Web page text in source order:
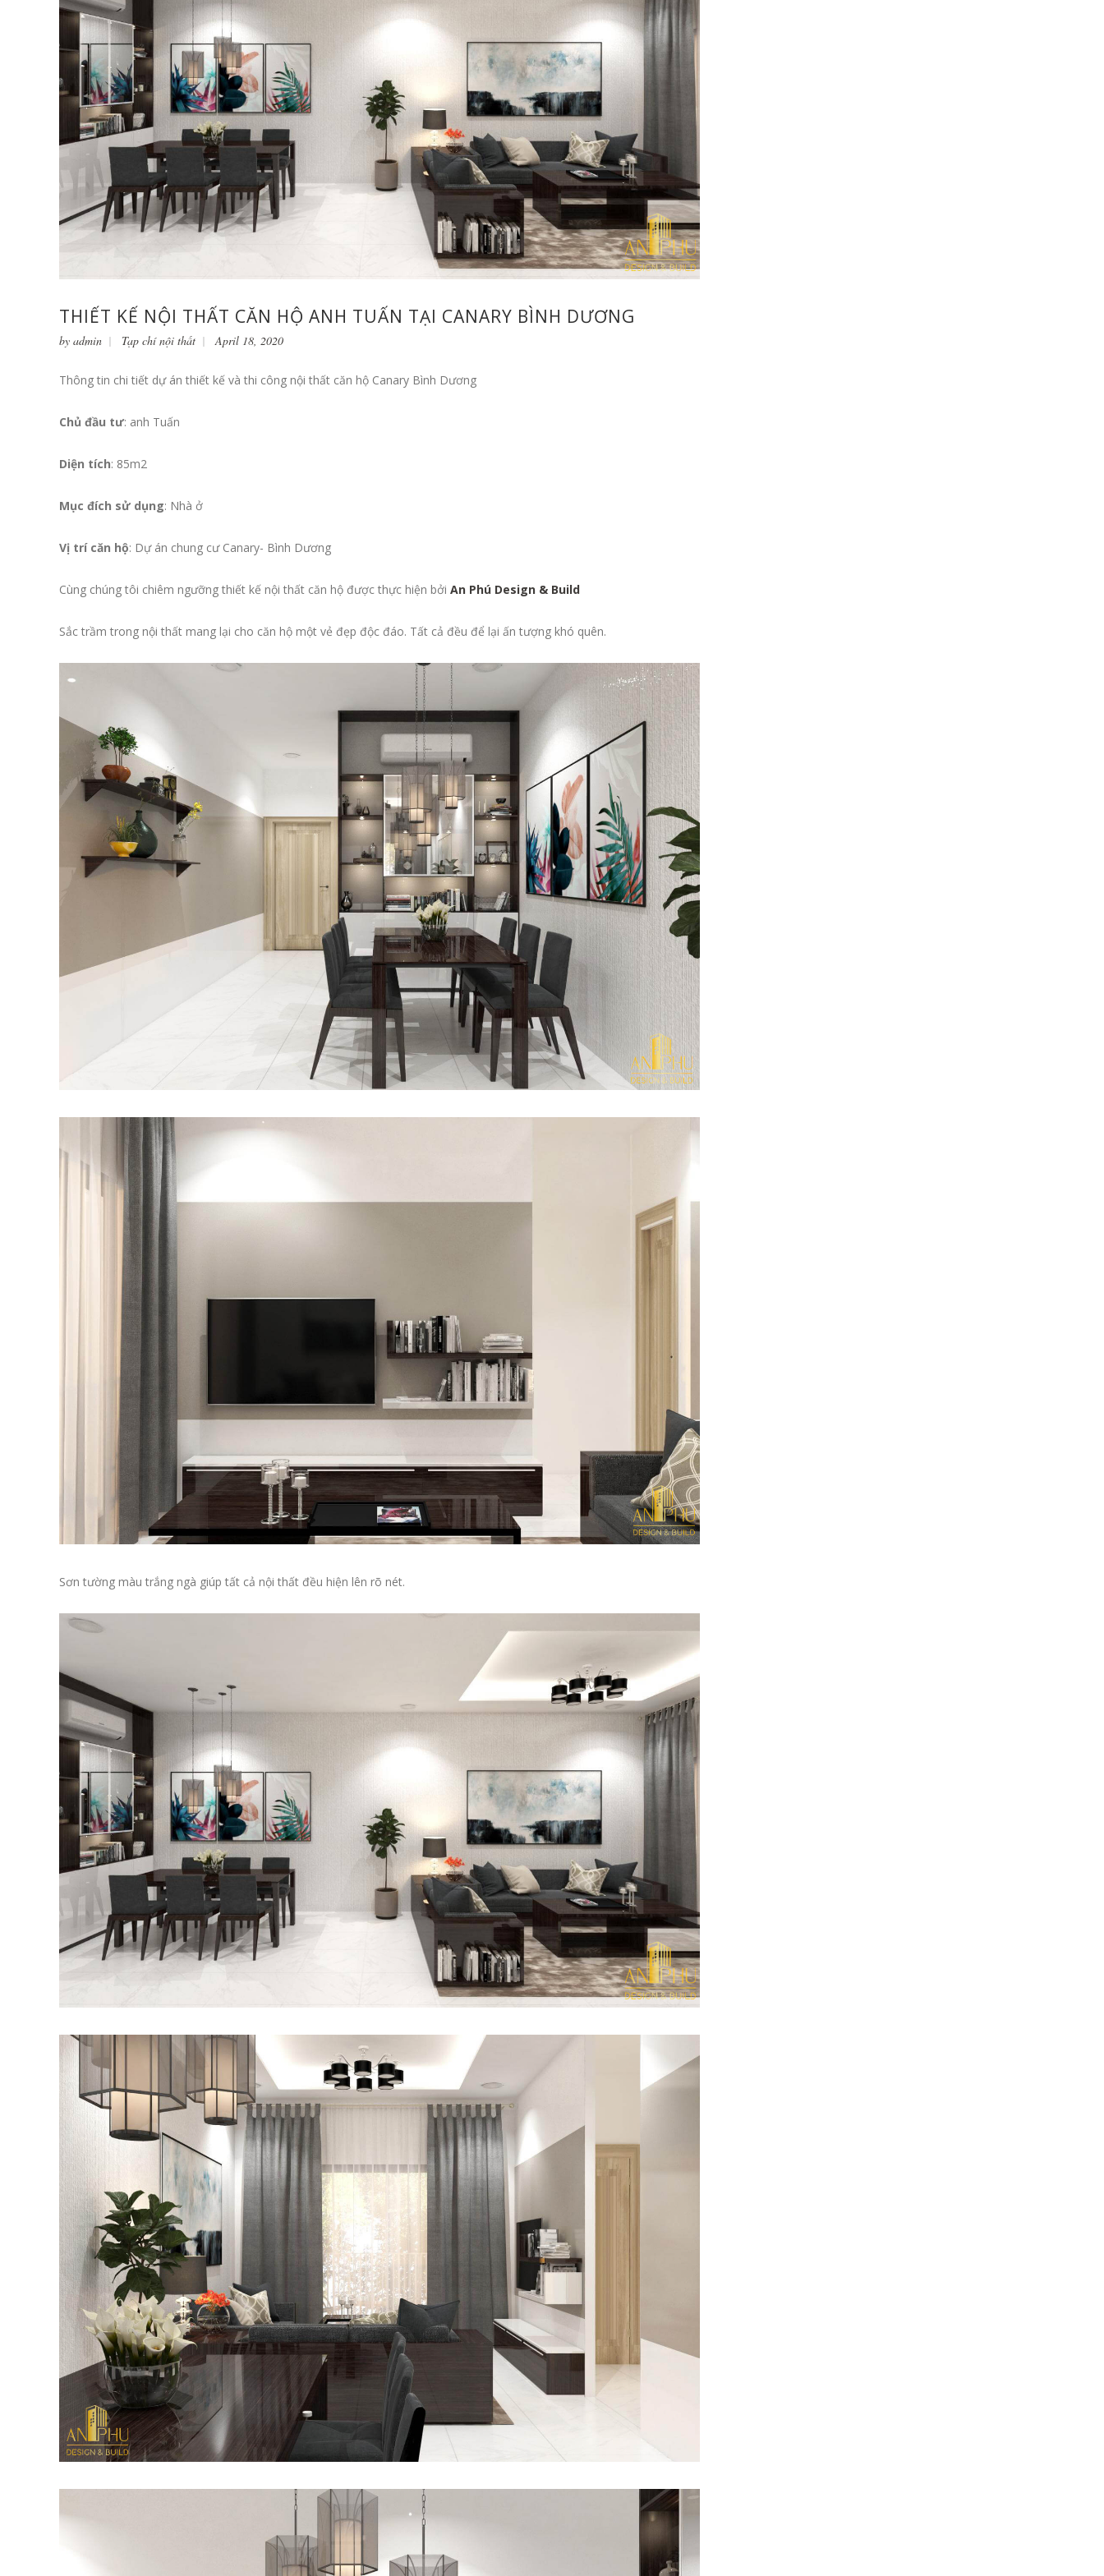
THIẾT KẾ NỘI THẤT CĂN HỘ ANH TUẤN TẠI CANARY BÌNH DƯƠNG
by admin Tạp chí nội thất April 18, 2020
Thông tin chi tiết dự án thiết kế và thi công nội thất căn hộ Canary Bình Dương
Chủ đầu tư: anh Tuấn
Diện tích: 85m2
Mục đích sử dụng: Nhà ở
Vị trí căn hộ: Dự án chung cư Canary- Bình Dương
Cùng chúng tôi chiêm ngưỡng thiết kế nội thất căn hộ được thực hiện bởi An Phú Design & Build
Sắc trầm trong nội thất mang lại cho căn hộ một vẻ đẹp độc đáo. Tất cả đều để lại ấn tượng khó quên.
Sơn tường màu trắng ngà giúp tất cả nội thất đều hiện lên rõ nét.